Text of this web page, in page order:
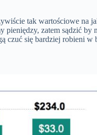
tak wartościowe na
pieniędzy, zatem sądzić
czuć się bardziej robieni w